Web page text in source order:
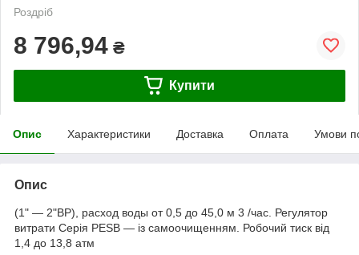
Роздріб
8 796,94 ₴
Купити
Опис Характеристики Доставка Оплата Умови
Опис
(1" ― 2"ВР), расход воды от 0,5 до 45,0 м 3 /час. Регулятор
витрати Серія PESB — із самоочищенням. Робочий тиск від
1,4 до 13,8 атм